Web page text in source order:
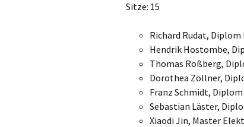
Sitze: 15
Richard Rudat, Diplom
Hendrik Hostombe,
Thomas Roßberg,
Dorothea Zöllner,
Franz Schmidt,
Sebastian Läster,
Xiaodi Jin, Master